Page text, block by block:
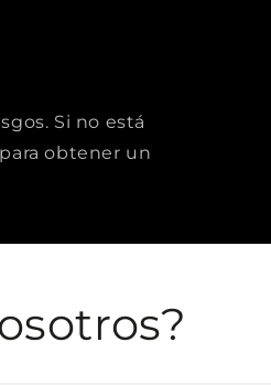
Si no está
obtener un